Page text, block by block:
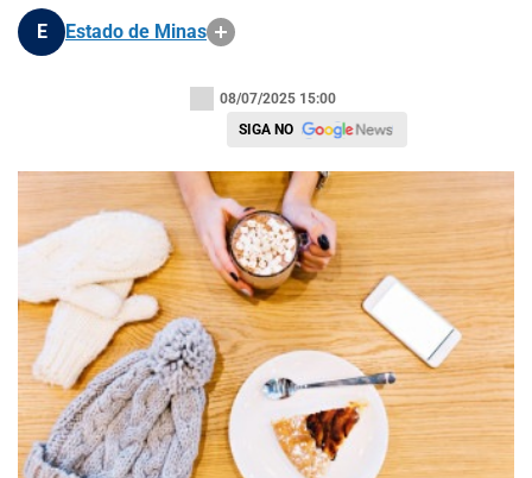
E Estado de Minas
08/07/2025 15:00
SIGA NO